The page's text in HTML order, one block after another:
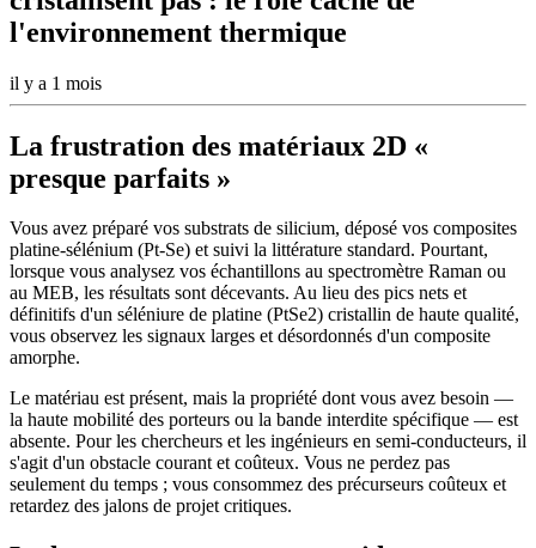
l'environnement thermique
il y a 1 mois
La frustration des matériaux 2D «
presque parfaits »
Vous avez préparé vos substrats de silicium, déposé vos composites
platine-sélénium (Pt-Se) et suivi la littérature standard. Pourtant,
lorsque vous analysez vos échantillons au spectromètre Raman ou
au MEB, les résultats sont décevants. Au lieu des pics nets et
définitifs d'un séléniure de platine (PtSe2) cristallin de haute qualité,
vous observez les signaux larges et désordonnés d'un composite
amorphe.
Le matériau est présent, mais la propriété dont vous avez besoin —
la haute mobilité des porteurs ou la bande interdite spécifique — est
absente. Pour les chercheurs et les ingénieurs en semi-conducteurs, il
s'agit d'un obstacle courant et coûteux. Vous ne perdez pas
seulement du temps ; vous consommez des précurseurs coûteux et
retardez des jalons de projet critiques.